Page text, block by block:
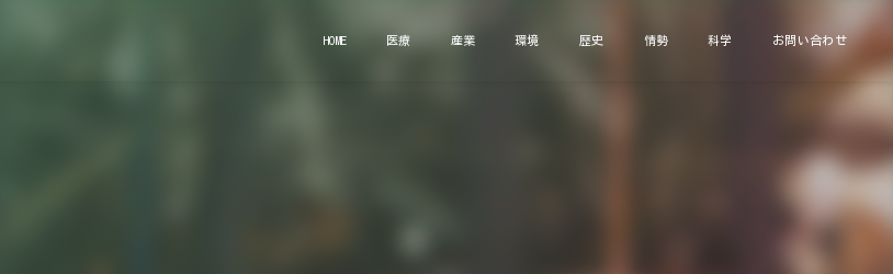
HOME 医療 産業 環境 歴史 情勢 科学 お問い合わせ